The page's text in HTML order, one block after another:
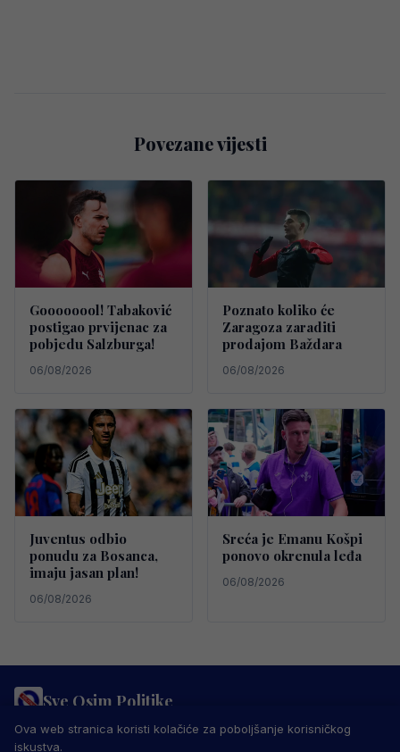
Povezane vijesti
Goooooool! Tabaković
postigao prvijenac za
pobjedu Salzburga!
06/08/2026
Poznato koliko će
Zaragoza zaraditi
prodajom Baždara
06/08/2026
Juventus odbio
ponudu za Bosanca,
imaju jasan plan!
06/08/2026
Sreća je Emanu Košpi
ponovo okrenula leđa
06/08/2026
Sve Osim Politike
PRAVILA PRIVATNOSTIMARKETING USLOVI KORIŠTENJA
IMPRESSUM
Ova web stranica koristi kolačiće za poboljšanje korisničkog
iskustva.